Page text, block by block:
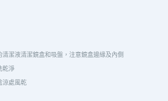
潔液清潔鏡盒和吸盤，注意鏡盒邊緣及內側
乾淨
涼處風乾